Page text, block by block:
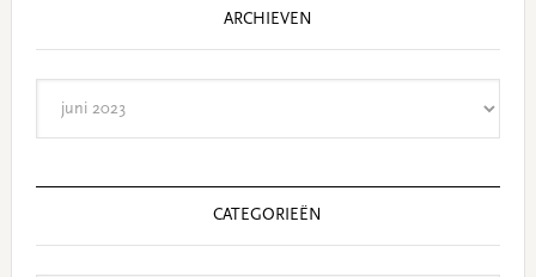
ARCHIEVEN
CATEGORIEËN